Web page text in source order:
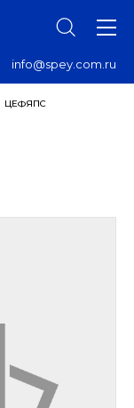
info@spey.com.ru
ЦЕФЯПС